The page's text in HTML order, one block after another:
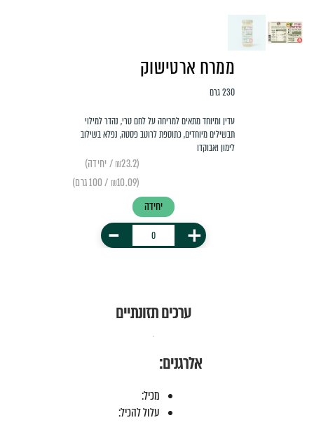
ממרח ארטישוק
230 גרם
עדין ומיוחד מתאים למריחה על לחם טרי, נהדר למילוי
תבשילים מיוחדים, כתוספת לרוטב פסטה, נפלא בשילוב
לימון ואבוקדו
(₪23.2 / יחידה)
(₪10.09 / 100 גרם)
יחידה
+
-
ערכים תזונתיים
אלרגנים:
מכיל:
עלול להכיל: